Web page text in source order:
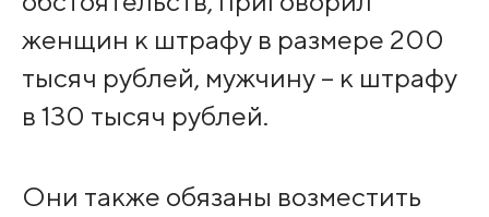
женщин к штрафу в размере 200
тысяч рублей, мужчину – к штрафу
в 130 тысяч рублей.
Они также обязаны возместить